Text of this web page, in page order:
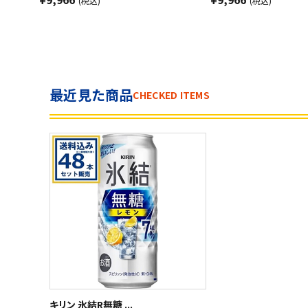
最近見た商品CHECKED ITEMS
キリン 氷結R無糖 ...